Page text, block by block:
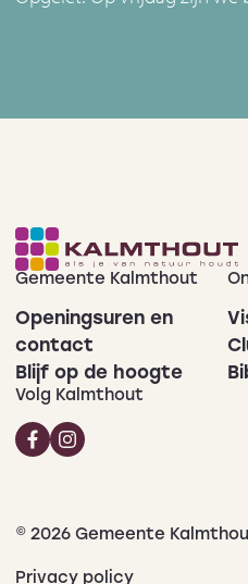
Gemeente Kalmthout
Openingsuren en
contact
Blijf op de hoogte
Volg Kalmthout
© 2026 Gemeente
Privacy policy